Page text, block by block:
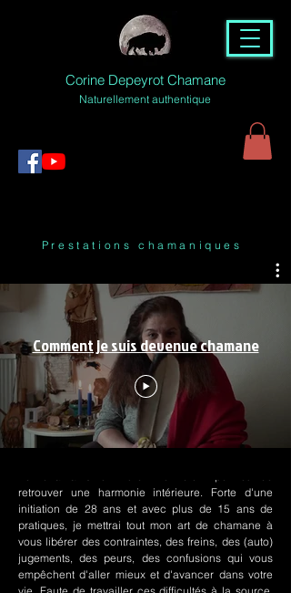
Corine Depeyrot Chamane
Naturellement authentique
Prestations chamaniques
Comment je suis devenue chamane
retrouver une harmonie intérieure. Forte d'une
initiation de 28 ans et avec plus de 15 ans de
pratiques, je mettrai tout mon art de chamane à
vous libérer des contraintes, des freins, des (auto)
jugements, des peurs, des confusions qui vous
empêchent d'aller mieux et d'avancer dans votre